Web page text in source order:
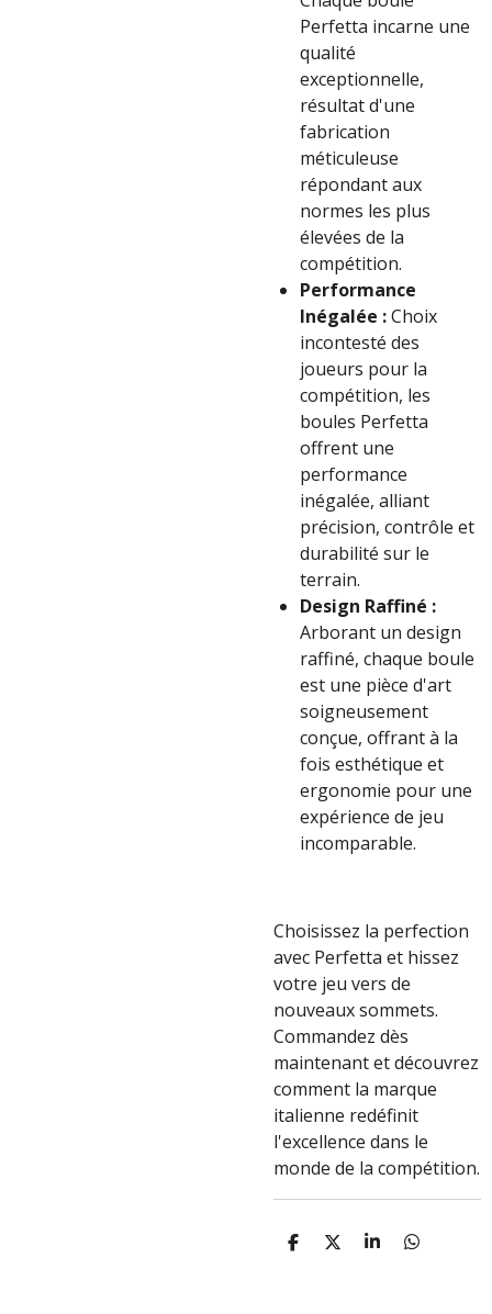
Perfetta incarne une
qualité
exceptionnelle,
résultat d'une
fabrication
méticuleuse
répondant aux
normes les plus
élevées de la
compétition.
Performance
Inégalée :Choix
incontesté des
joueurs pour la
compétition, les
boules Perfetta
offrent une
performance
inégalée, alliant
précision, contrôle et
durabilité sur le
terrain.
Design Raffiné :
Arborant un design
raffiné, chaque boule
est une pièce d'art
soigneusement
conçue, offrant à la
fois esthétique et
ergonomie pour une
expérience de jeu
incomparable.
Choisissez la perfection
avec Perfetta et hissez
votre jeu vers de
nouveaux sommets.
Commandez dès
maintenant et découvrez
comment la marque
italienne redéfinit
l'excellence dans le
monde de la compétition.
P
P
P
P